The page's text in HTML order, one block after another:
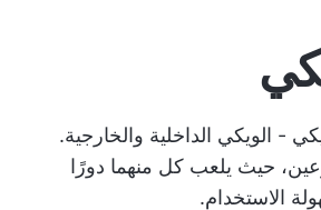
- الويكي الداخلية والخارجية.
حيث يلعب كل منهما دورًا
الاستخدام.